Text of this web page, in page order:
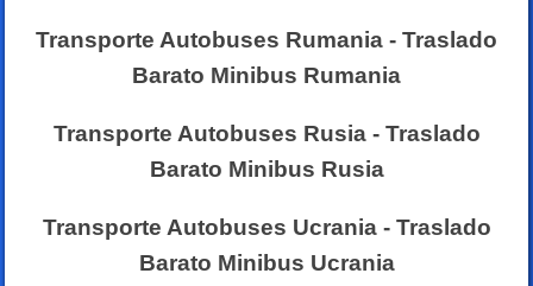
Transporte Autobuses Rumania - Traslado
Barato Minibus Rumania
Transporte Autobuses Rusia - Traslado
Barato Minibus Rusia
Transporte Autobuses Ucrania - Traslado
Barato Minibus Ucrania